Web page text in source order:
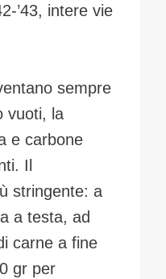
’43, intere vie
sempre
vuoti, la
e carbone
Il
stringente: a
a testa, ad
carne a fine
gr per